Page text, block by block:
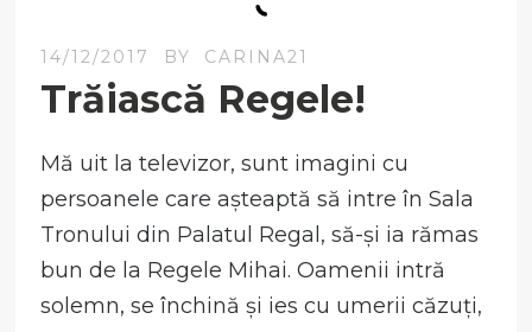
14/12/2017 BY CARINA21
Trăiască Regele!
Mă uit la televizor, sunt imagini cu
persoanele care așteaptă să intre în Sala
Tronului din Palatul Regal, să-și ia rămas
bun de la Regele Mihai. Oamenii intră
solemn, se închină și ies cu umerii căzuți,